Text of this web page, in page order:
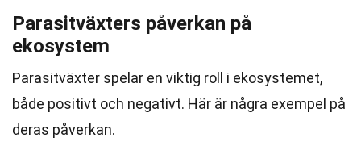
Parasitväxters påverkan på
ekosystem
Parasitväxter spelar en viktig roll i ekosystemet,
både positivt och negativt. Här är några exempel på
deras påverkan.